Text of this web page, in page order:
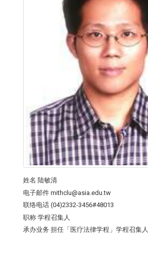
姓名 陆敏清
电子邮件 mithclu@asia.edu.tw
联络电话 (04)2332-3456#48013
职称 学程召集人
承办业务 担任「医疗法律学程」学程召集人